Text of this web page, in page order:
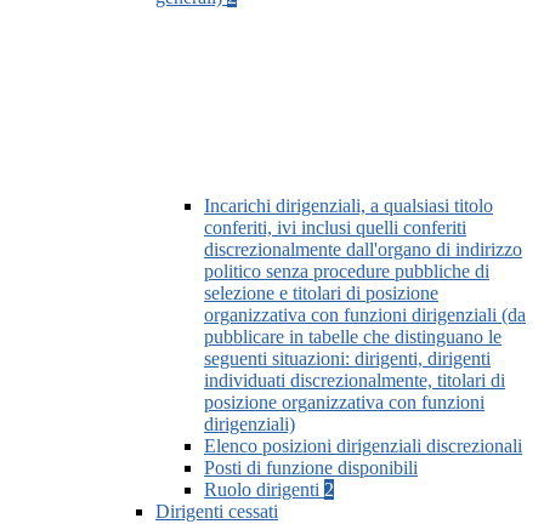
Incarichi dirigenziali, a qualsiasi titolo
conferiti, ivi inclusi quelli conferiti
discrezionalmente dall'organo di indirizzo
politico senza procedure pubbliche di
selezione e titolari di posizione
organizzativa con funzioni dirigenziali (da
pubblicare in tabelle che distinguano le
seguenti situazioni: dirigenti, dirigenti
individuati discrezionalmente, titolari di
posizione organizzativa con funzioni
dirigenziali)
Elenco posizioni dirigenziali discrezionali
Posti di funzione disponibili
Ruolo dirigenti 2
Dirigenti cessati